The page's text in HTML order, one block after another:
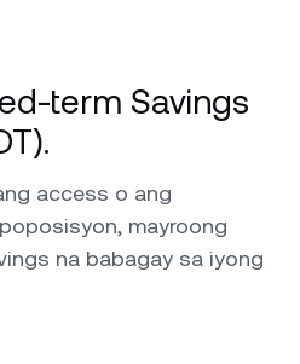
term Savings
access o ang
mayroong
na babagay sa iyong